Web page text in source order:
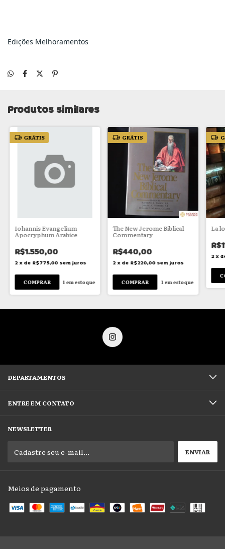
Edições Melhoramentos
Produtos similares
GRÁTIS
Iohannis Evangelium
Apocryphum Arabice
R$1.550,00
2 x de R$775,00 sem juros
1 em estoque
GRÁTIS
The New Jerome Biblical
Commentary
R$440,00
2 x de R$220,00 sem juros
1 em estoque
La
2 x
DEPARTAMENTOS
ENTRE EM CONTATO
NEWSLETTER
Meios de pagamento